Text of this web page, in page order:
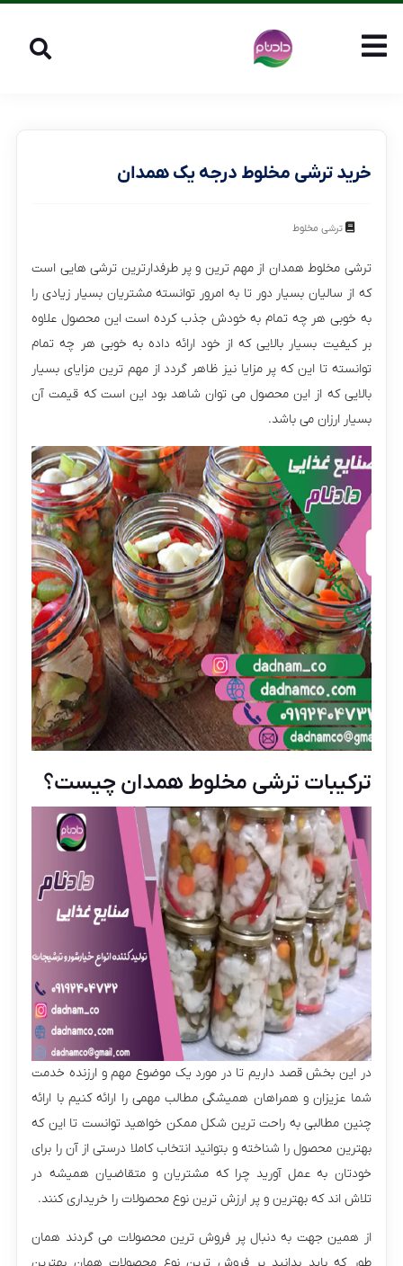
خرید ترشی مخلوط درجه یک همدان
ترشی مخلوط
ترشی مخلوط همدان از مهم ترین و پر طرفدارترین ترشی هایی است
که از سالیان بسیار دور تا به امرور توانسته مشتریان بسیار زیادی را
به خوبی هر چه تمام به خودش جذب کرده است این محصول علاوه
بر کیفیت بسیار بالایی که از خود ارائه داده به خوبی هر چه تمام
توانسته تا این که پر مزایا نیز ظاهر گردد از مهم ترین مزایای بسیار
بالایی که از این محصول می توان شاهد بود این است که قیمت آن
بسیار ارزان می باشد.
ترکیبات ترشی مخلوط همدان چیست؟
در این بخش قصد داریم تا در مورد یک موضوع مهم و ارزنده خدمت
شما عزیزان و همراهان همیشگی مطالب مهمی را ارائه کنیم با ارائه
چنین مطالبی به راحت ترین شکل ممکن خواهید توانست تا این که
بهترین محصول را شناخته و بتوانید انتخاب کاملا درستی از آن را برای
خودتان به عمل آورید چرا که مشتریان و متقاضیان همیشه در
تلاش اند که بهترین و پر ارزش ترین نوع محصولات را خریداری کنند.
از همین جهت به دنبال پر فروش ترین محصولات می گردند همان